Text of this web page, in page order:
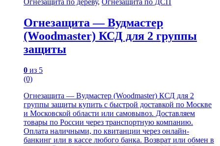
Огнезащита по дереву, Огнезащита по ДСП
Огнезащита — Вудмастер
(Woodmaster) КСД для 2 группы
защиты
0 из 5
(0)
Огнезащита — Вудмастер (Woodmaster) КСД для 2
группы защиты купить с быстрой доставкой по Москве
и Московской области или самовывоз. Доставляем
товары по России через транспортную компанию.
Оплата наличными, по квитанции через онлайн-
банкинг или в кассе любого банка. Возврат или обмен в